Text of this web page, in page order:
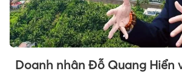
Doanh nhân Đỗ Quang Hiển